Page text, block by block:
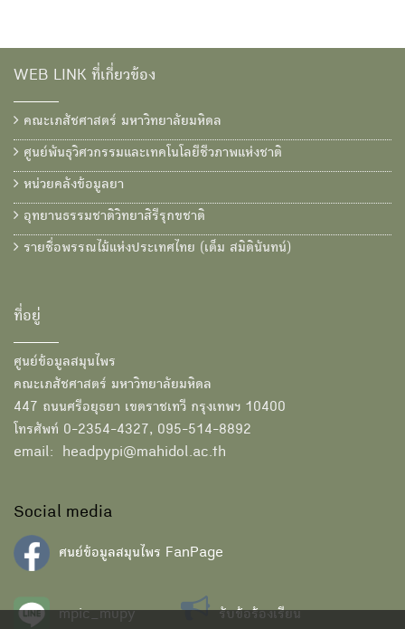
WEB LINK ที่เกี่ยวข้อง
คณะเภสัชศาสตร์ มหาวิทยาลัยมหิดล
ศูนย์พันธุวิศวกรรมและเทคโนโลยีชีวภาพแห่งชาติ
หน่วยคลังข้อมูลยา
อุทยานธรรมชาติวิทยาสิรีรุกขชาติ
รายชื่อพรรณไม้แห่งประเทศไทย (เต็ม สมิตินันทน์)
ที่อยู่
ศูนย์ข้อมูลสมุนไพร
คณะเภสัชศาสตร์ มหาวิทยาลัยมหิดล
447 ถนนศรีอยุธยา เขตราชเทวี กรุงเทพฯ 10400
โทรศัพท์ 0-2354-4327, 095-514-8892
email: headpypi@mahidol.ac.th
Social media
ศนย์ข้อมูลสมุนไพร FanPage
mpic_mupy รับข้อร้องเรียน